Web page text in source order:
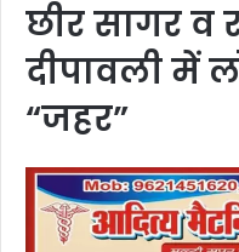
छीर सागर
दीपावली में
“जहर”